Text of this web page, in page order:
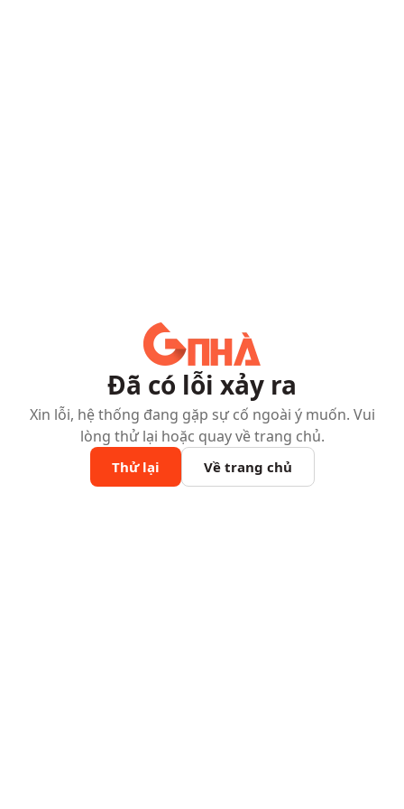
Đã có lỗi xảy ra
Xin lỗi, hệ thống đang gặp sự cố ngoài ý muốn. Vui
lòng thử lại hoặc quay về trang chủ.
Thử lại Về trang chủ